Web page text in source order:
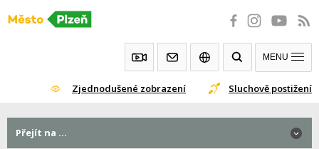
Přeskočit
Zjednodušené zobrazení Sluchově postižení
MENU
Přejít na ...